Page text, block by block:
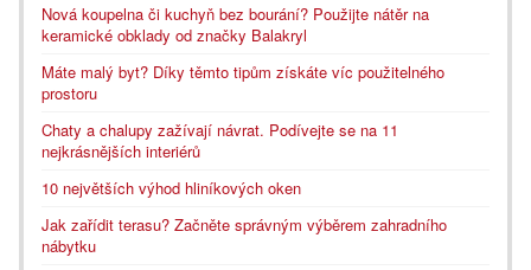
Nová koupelna či kuchyň bez bourání? Použijte nátěr na
keramické obklady od značky Balakryl
Máte malý byt? Díky těmto tipům získáte víc použitelného
prostoru
Chaty a chalupy zažívají návrat. Podívejte se na 11
nejkrásnějších interiérů
10 největších výhod hliníkových oken
Jak zařídit terasu? Začněte správným výběrem zahradního
nábytku